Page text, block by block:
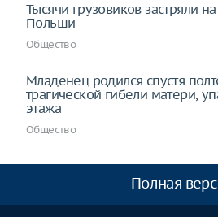
Тысячи грузовиков застряли
Польши
Общество
Младенец родился спустя
трагической гибели матери,
этажа
Общество
Полная